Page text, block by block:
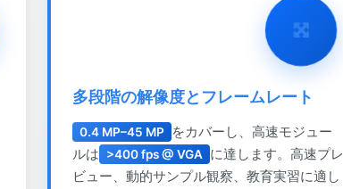
多段階の解像度とフレームレート
0.4 MP–45 MP
をカバーし、高速モジュー
ルは
>400 fps @ VGA に達します。高速プレ
ビュー、動的サンプル観察、教育実習に適し